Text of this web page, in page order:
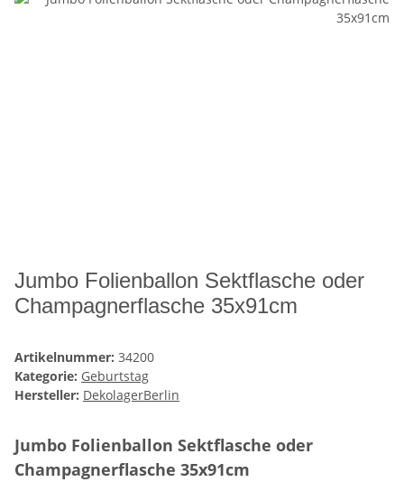
Jumbo Folienballon Sektflasche oder
Champagnerflasche 35x91cm
Artikelnummer: 34200
Kategorie: Geburtstag
Hersteller: DekolagerBerlin
Jumbo Folienballon Sektflasche oder
Champagnerflasche 35x91cm